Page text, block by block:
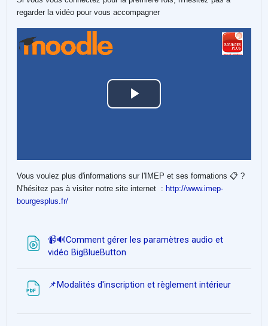
regarder la vidéopour vous accompagner
ビ
オ
を
生
Vous voulez plus d'informations sur l'IMEP et ses formations 📋 ?
N'hésitez pas à visiter notre site internet : http://www.imep-
bourgesplus.fr/
📹🔊Comment gérer les paramètres audio et
vidéo BigBlueButton
📌Modalités d'inscription et règlement intérieurファイル